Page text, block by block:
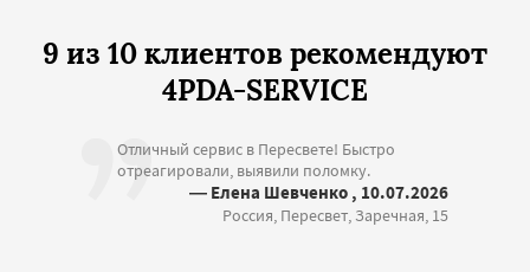
9 из 10 клиентов рекомендуют
4PDA-SERVICE
Отличный сервис в Пересвете! Быстро
отреагировали, выявили поломку.
— Елена Шевченко , 10.07.2026
Россия, Пересвет, Заречная, 15